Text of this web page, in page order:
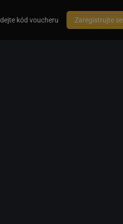
kód voucheru Zaregistrujte se